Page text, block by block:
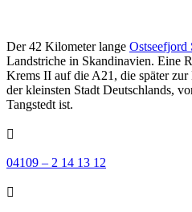
Der 42 Kilometer lange Ostseefjord
Landstriche in Skandinavien. Eine
Krems II auf die A21, die später
der kleinsten Stadt Deutschlands,
Tangstedt ist.

04109 – 2 14 13 12
